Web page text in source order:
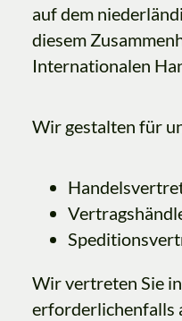
auf dem
diesem
Internationalen
Wir gestalten für
Wir vertreten Sie
erforderlichenfalls